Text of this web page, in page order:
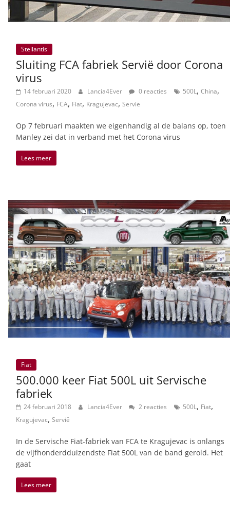
Stellantis
Sluiting FCA fabriek Servië door Corona
virus
14 februari 2020 Lancia4Ever 0 reacties 500L, China,
Corona virus, FCA, Fiat, Kragujevac, Servië
Op 7 februari maakten we eigenhandig al de balans op, toen
Manley zei dat in verband met het Corona virus
Lees meer
Fiat
500.000 keer Fiat 500L uit Servische
fabriek
24 februari 2018 Lancia4Ever 2 reacties 500L, Fiat,
Kragujevac, Servië
In de Servische Fiat-fabriek van FCA te Kragujevac is onlangs
de vijfhonderdduizendste Fiat 500L van de band gerold. Het
gaat
Lees meer